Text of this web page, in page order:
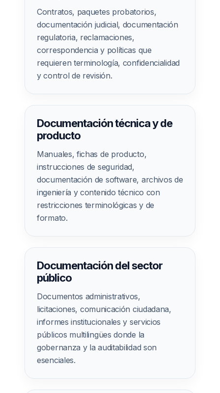
Contratos, paquetes probatorios,
documentación judicial, documentación
regulatoria, reclamaciones,
correspondencia y políticas que
requieren terminología, confidencialidad
y control de revisión.
Documentación técnica y de
producto
Manuales, fichas de producto,
instrucciones de seguridad,
documentación de software, archivos de
ingeniería y contenido técnico con
restricciones terminológicas y de
formato.
Documentación del sector
público
Documentos administrativos,
licitaciones, comunicación ciudadana,
informes institucionales y servicios
públicos multilingües donde la
gobernanza y la auditabilidad son
esenciales.